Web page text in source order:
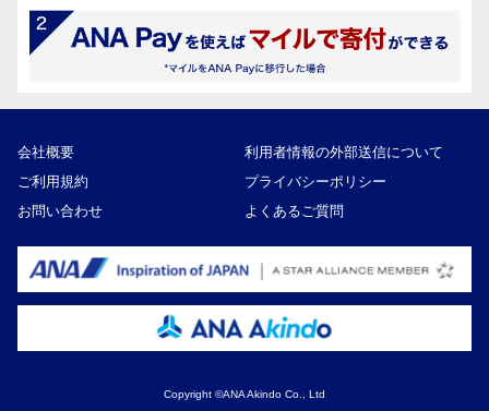
会社概要
利用者情報の外部送信について
ご利用規約
プライバシーポリシー
お問い合わせ
よくあるご質問
Copyright ©ANA Akindo Co., Ltd